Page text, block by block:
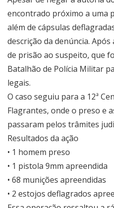
encontrado próximo a uma
além de cápsulas
descrição da denúncia.
de prisão ao suspeito, que
Batalhão de Polícia Militar
legais.
O caso seguiu para a 12ª
Flagrantes, onde o preso e
passaram pelos trâmites
Resultados da ação
• 1 homem preso
• 1 pistola 9mm apreendida
• 68 munições apreendidas
• 2 estojos deflagrados